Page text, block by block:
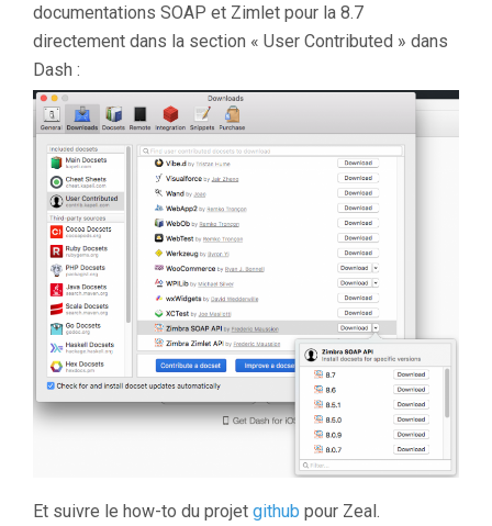
documentations SOAP et Zimlet pour la 8.7
directement dans la section « User Contributed » dans
Dash :
Et suivre le how-to du projet github pour Zeal.